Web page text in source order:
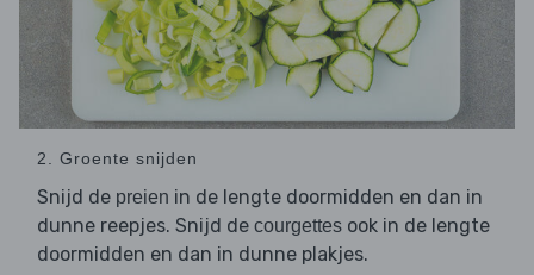
2. Groente snijden
Snijd de preien in de lengte doormidden en dan in
dunne reepjes. Snijd de courgettes ook in de lengte
doormidden en dan in dunne plakjes.